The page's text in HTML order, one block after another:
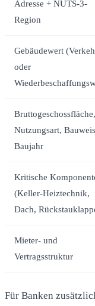
Adresse + NUTS-3-
Region
Gebäudewert
oder
Bruttogeschossfläche,
Nutzungsart,
Baujahr
Kritische
(Keller-Heiztechnik,
Dach,
Mieter- und
Vertragsstruktur
Für Banken